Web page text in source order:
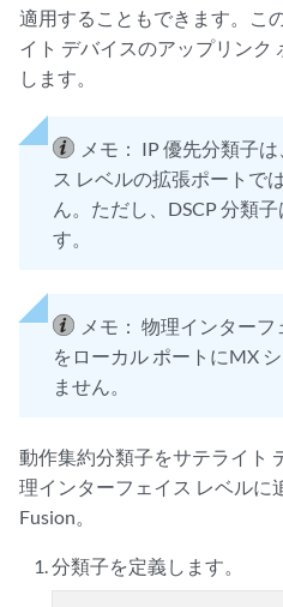
適用することもできます。こ
イト デバイスのアップリンク
します。
メモ： IP 優先分類子
ス レベルの拡張ポートで
ん。ただし、DSCP 分類
す。
メモ： 物理インターフ
をローカル ポートにMX
ません。
動作集約分類子をサテライト
理インターフェイス レベルに
Fusion。
分類子を定義します。